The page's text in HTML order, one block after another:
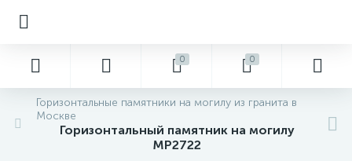
0 0
Горизонтальные памятники на могилу из гранита в
Москве
Горизонтальный памятник на могилу
MP2722